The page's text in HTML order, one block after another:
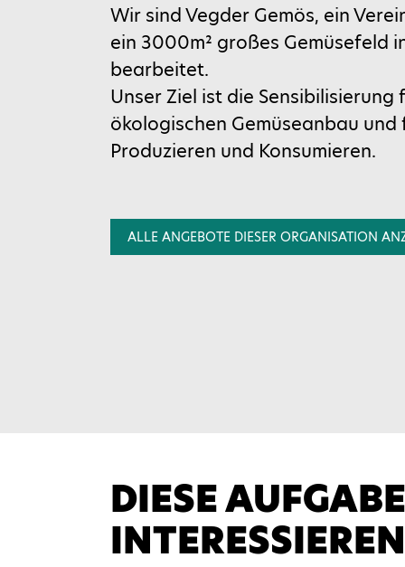
Feld bitte leer lassen
Wir sind Vegder Gemös, ein
ein 3000m² großes Gemüsefeld
bearbeitet.
Unser Ziel ist die Sensibilisierung
ökologischen Gemüseanbau und
Produzieren und Konsumieren.
ALLE ANGEBOTE DIESER ORGANISATION
DIESE